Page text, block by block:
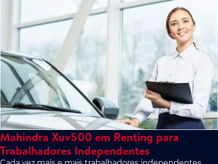
Mahindra Xuv500 em Renting para
Trabalhadores Independentes